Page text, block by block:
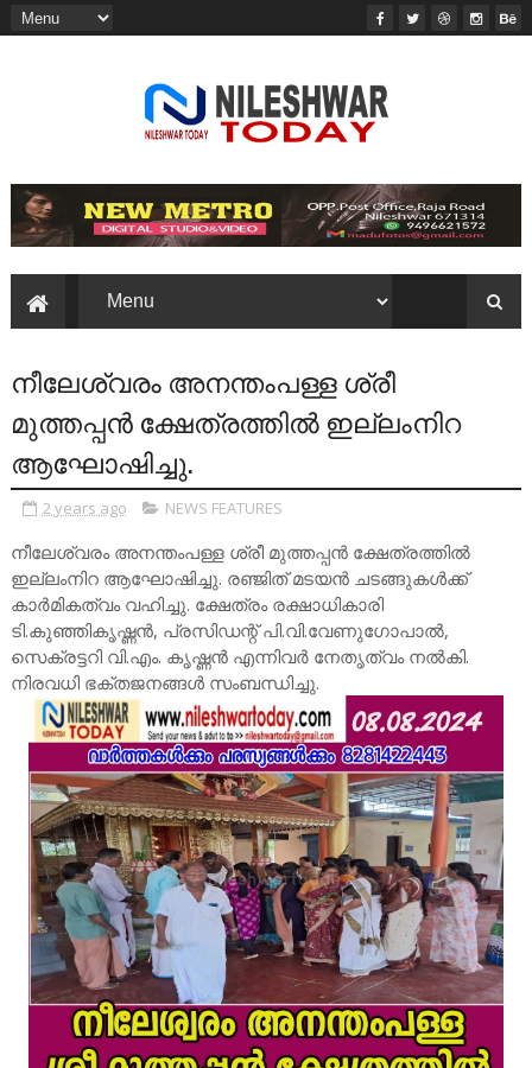
നീലേശ്വരം അനന്തംപള്ള ശ്രീ
മുത്തപ്പൻ ക്ഷേത്രത്തിൽ ഇല്ലംനിറ
ആഘോഷിച്ചു.
2 years ago NEWS FEATURES
നീലേശ്വരം അനന്തംപള്ള ശ്രീ മുത്തപ്പൻ ക്ഷേത്രത്തിൽ
ഇല്ലംനിറ ആഘോഷിച്ചു. രഞ്ജിത് മടയൻ ചടങ്ങുകൾക്ക്
കാർമികത്വം വഹിച്ചു. ക്ഷേത്രം രക്ഷാധികാരി
ടി.കുഞ്ഞികൃഷ്ണൻ, പ്രസിഡന്റ് പി.വി.വേണുഗോപാൽ,
സെക്രട്ടറി വി.എം. കൃഷ്ണൻ എന്നിവർ നേതൃത്വം നൽകി.
നിരവധി ഭക്തജനങ്ങൾ സംബന്ധിച്ചു.